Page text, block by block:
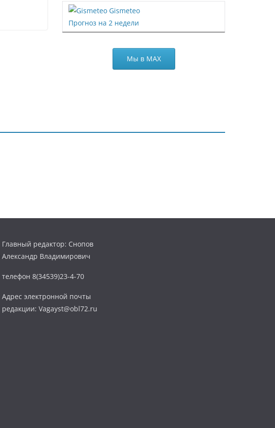
Gismeteo
Прогноз на 2 недели
Мы в МАХ
Главный редактор: Снопов
Александр Владимирович
телефон 8(34539)23-4-70
Адрес электронной почты
редакции: Vagayst@obl72.ru